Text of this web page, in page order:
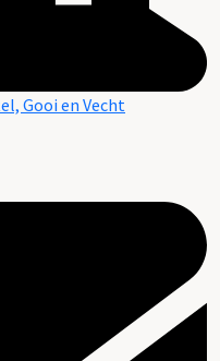
Gooi en Vecht